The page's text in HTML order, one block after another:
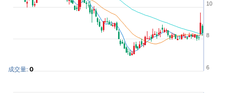
成交量:0 6
8
10